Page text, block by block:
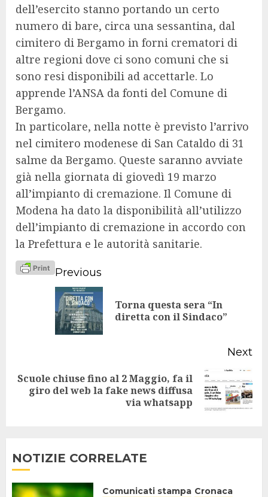
dell’esercito stanno portando un certo
numero di bare, circa una sessantina, dal
cimitero di Bergamo in forni crematori di
altre regioni dove ci sono comuni che si
sono resi disponibili ad accettarle. Lo
apprende l’ANSA da fonti del Comune di
Bergamo.
In particolare, nella notte è previsto l’arrivo
nel cimitero modenese di San Cataldo di 31
salme da Bergamo. Queste saranno avviate
già nella giornata di giovedì 19 marzo
all’impianto di cremazione. Il Comune di
Modena ha dato la disponibilità all’utilizzo
dell’impianto di cremazione in accordo con
la Prefettura e le autorità sanitarie.
Continue
Reading
Previous
Torna questa sera “In
diretta con il Sindaco”
Next
Next
Scuole chiuse fino al 2 Maggio, fa il
giro del web la fake news diffusa
via whatsapp
NOTIZIE CORRELATE
Comunicati stampa Cronaca